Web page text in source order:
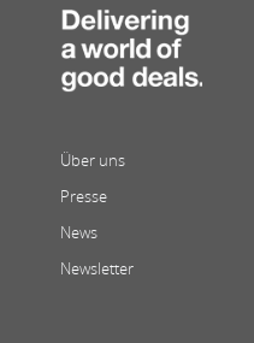
Über uns
Presse
News
Newsletter